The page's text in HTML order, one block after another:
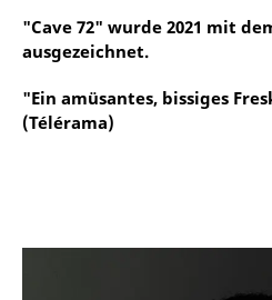
"Cave 72" wurde 2021 mit
ausgezeichnet.
"Ein amüsantes, bissiges
(Télérama)